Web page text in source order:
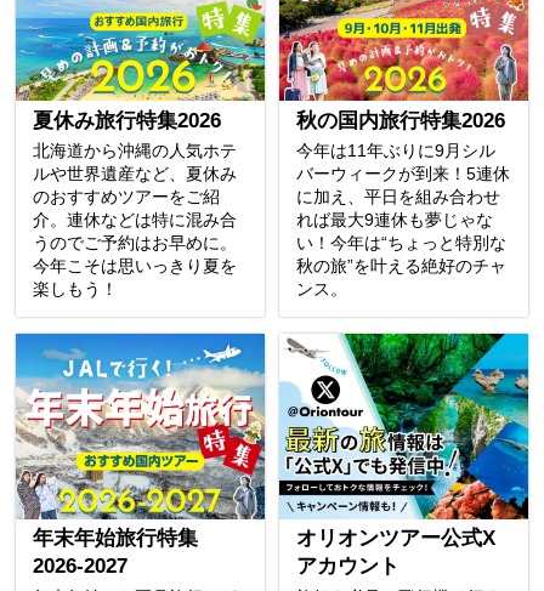
夏休み旅行特集2026
北海道から沖縄の人気ホテ
ルや世界遺産など、夏休み
のおすすめツアーをご紹
介。連休などは特に混み合
うのでご予約はお早めに。
今年こそは思いっきり夏を
楽しもう！
秋の国内旅行特集2026
今年は11年ぶりに9月シル
バーウィークが到来！5連休
に加え、平日を組み合わせ
れば最大9連休も夢じゃな
い！今年は“ちょっと特別な
秋の旅”を叶える絶好のチャ
ンス。
年末年始旅行特集
2026-2027
オリオンツアー公式X
アカウント